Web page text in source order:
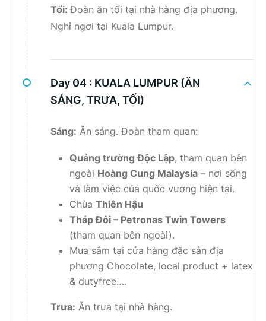
Tối: Đoàn ăn tối tại nhà hàng địa phương.
Nghỉ ngơi tại Kuala Lumpur.
Day 04 : KUALA LUMPUR (ĂN
SÁNG, TRƯA, TỐI)
Sáng: Ăn sáng. Đoàn tham quan:
Quảng trường Độc Lập, tham quan bên
ngoài Hoàng Cung Malaysia – nơi sống
và làm việc của quốc vương hiện tại.
Chùa Thiên Hậu
Tháp Đôi – Petronas Twin Towers
(tham quan bên ngoài).
Mua sắm tại cửa hàng đặc sản địa
phương Chocolate, local product + latex
& dutyfree….
Trưa: Ăn trưa tại nhà hàng.